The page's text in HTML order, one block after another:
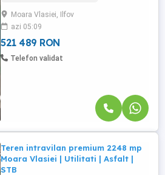
este ideal pentru investitii. Pret negociabil.
Daca zona si caracteristicile acestui teren
se aliniaza ...
Moara Vlasiei, Ilfov
azi 05:09
521 489 RON
Telefon validat
Teren intravilan premium 2248 mp
Moara Vlasiei | Utilitati | Asfalt |
STB